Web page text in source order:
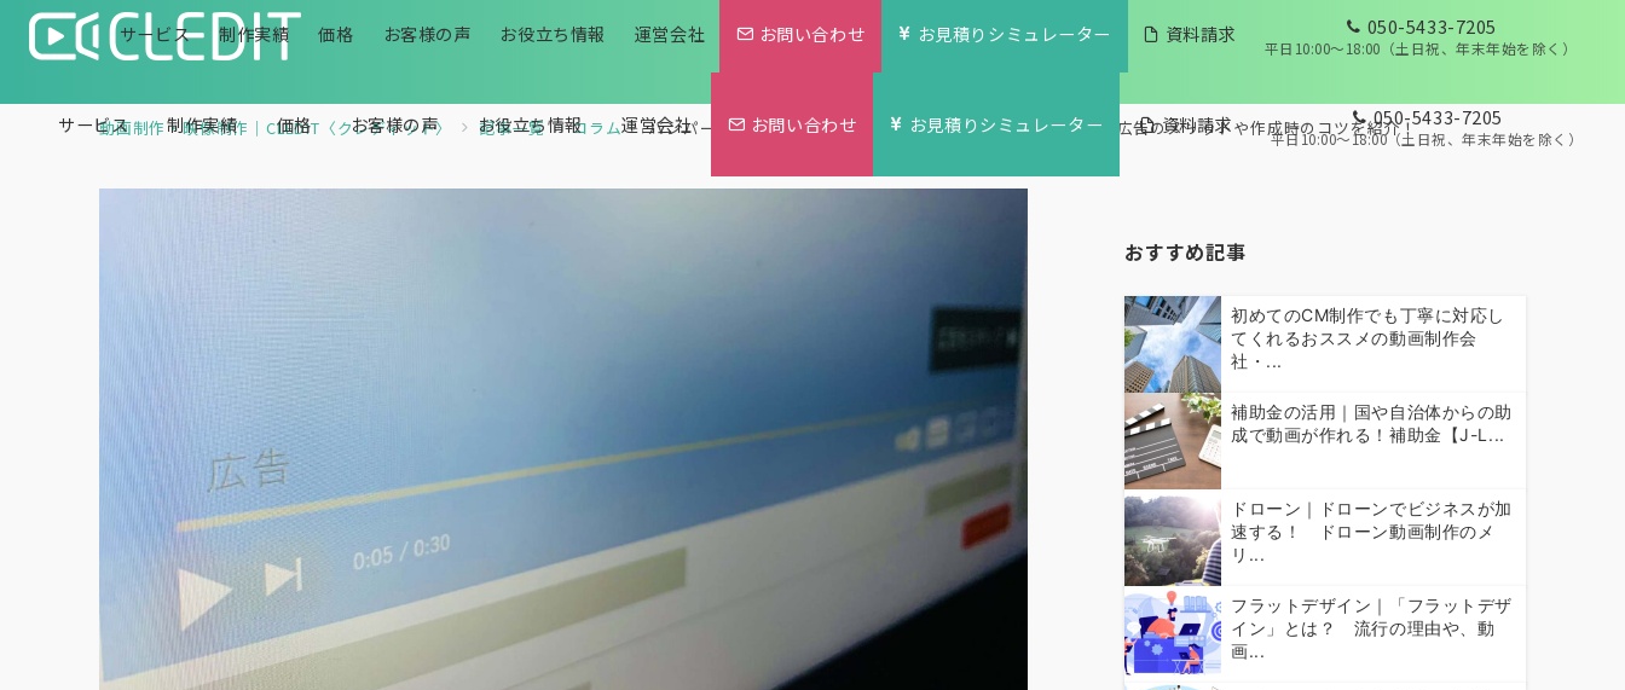
サービス 制作実績 価格 お客様の声 お役立ち情報 運営会社 お問い合わせ お見積りシミュレーター 資料請求 050-5433-7205
平日10:00～18:00（土日祝、年末年始を除く）
サービス 制作実績 価格 お客様の声 お役立ち情報 運営会社 お問い合わせ お見積りシミュレーター 資料請求 050-5433-7205
平日10:00～18:00（土日祝、年末年始を除く）
動画制作・映像制作｜CLEDIT〈クレディット〉 記事一覧 コラム バンパー広告｜動画マーケティング実践企業必見！ バンパー広告のメリットや作成時のコツを紹介！
おすすめ記事
初めてのCM制作でも丁寧に対応し
てくれるおススメの動画制作会
社・...
補助金の活用｜国や自治体からの助
成で動画が作れる！補助金【J-L...
ドローン｜ドローンでビジネスが加
速する！ ドローン動画制作のメ
リ...
フラットデザイン｜「フラットデザ
イン」とは？ 流行の理由や、動
画...